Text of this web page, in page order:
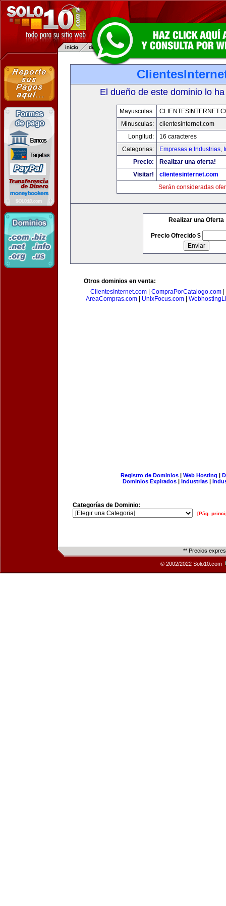
El dueño de este dominio lo
Mayusculas:
Minusculas:
clientesinternet.com
Longitud:
16 caracteres
Categorias:
Empresas e Industrias,
Precio:
Realizar una oferta!
Visitar!
clientesinternet.com
Serán consideradas
Realizar una Oferta
Precio Ofrecido $
Otros dominios en venta:
ClientesInternet.com
CompraPorCatalogo.com
AreaCompras.com
UnixFocus.com
Registro de Dominios| Web Hosting |
Dominios Expirados | Industrias |
Categorías de Dominio:
[Pág.
** Precios
© 2002/2022 Solo10.com